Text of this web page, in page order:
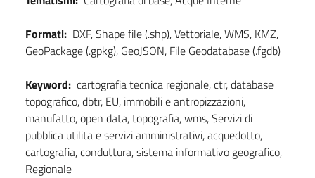
Formati: DXF, Shape file (.shp), Vettoriale, WMS, KMZ,
GeoPackage (.gpkg), GeoJSON, File Geodatabase (.fgdb)
Keyword: cartografia tecnica regionale, ctr, database
topografico, dbtr, EU, immobili e antropizzazioni,
manufatto, open data, topografia, wms, Servizi di
pubblica utilita e servizi amministrativi, acquedotto,
cartografia, conduttura, sistema informativo geografico,
Regionale